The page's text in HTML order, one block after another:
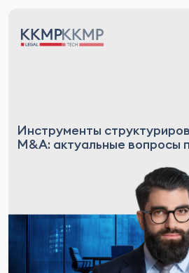
Инструменты
M&A: актуальные вопросы